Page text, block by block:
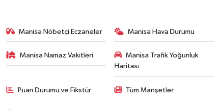
Çanakkale'nin tarihini yerinde
yaşadı
Manisa Nöbetçi Eczaneler Manisa Hava Durumu
Manisa Namaz Vakitleri
Manisa Trafik Yoğunluk
Haritası
Puan Durumu ve Fikstür Tüm Manşetler